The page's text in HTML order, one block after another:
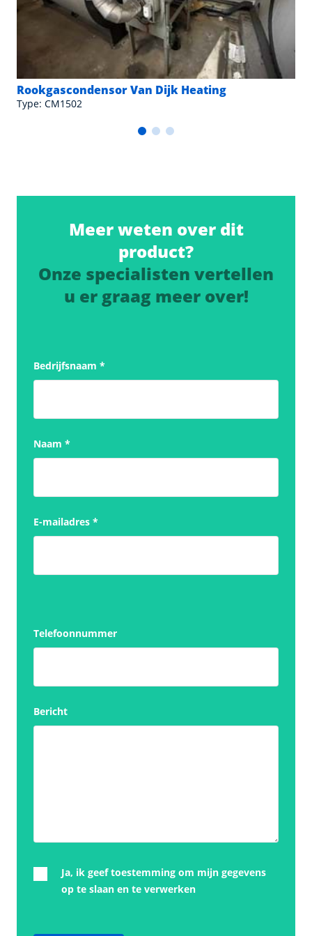
Rookgascondensor Van Dijk Heating
Type: CM1502
Meer weten over dit
product?
Onze specialisten vertellen
u er graag meer over!
Bedrijfsnaam *
Naam *
E-mailadres *
Telefoonnummer
Bericht
Ja, ik geef toestemming om mijn gegevens
op te slaan en te verwerken